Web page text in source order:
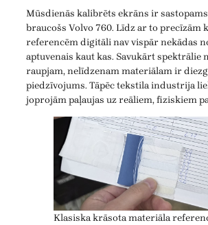
Mūsdienās kalibrēts ekrāns ir
braucošs Volvo 760. Līdz ar to precīzām
referencēm digitāli nav vispār nekādas
aptuvenais kaut kas. Savukārt spektrālie
raupjam, nelīdzenam materiālam ir
piedzīvojums. Tāpēc tekstila industrija
joprojām paļaujas uz reāliem, fiziskiem
Klasiska krāsota materiāla